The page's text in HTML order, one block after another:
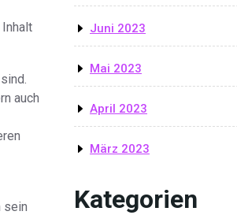
auch
sein
Juni 2023
Mai 2023
April 2023
März 2023
Kategorien